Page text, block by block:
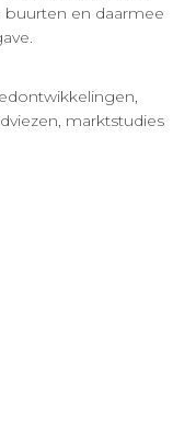
buurten en daarmee
marktstudies